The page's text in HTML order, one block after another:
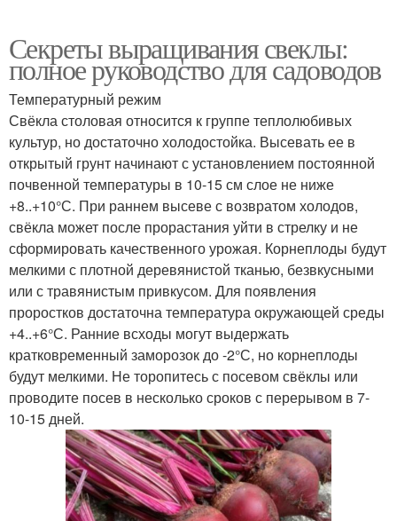
Секреты выращивания свеклы:
полное руководство для садоводов
Температурный режим
Свёкла столовая относится к группе теплолюбивых
культур, но достаточно холодостойка. Высевать ее в
открытый грунт начинают с установлением постоянной
почвенной температуры в 10-15 см слое не ниже
+8..+10°С. При раннем высеве с возвратом холодов,
свёкла может после прорастания уйти в стрелку и не
сформировать качественного урожая. Корнеплоды будут
мелкими с плотной деревянистой тканью, безвкусными
или с травянистым привкусом. Для появления
проростков достаточна температура окружающей среды
+4..+6°С. Ранние всходы могут выдержать
кратковременный заморозок до -2°С, но корнеплоды
будут мелкими. Не торопитесь с посевом свёклы или
проводите посев в несколько сроков с перерывом в 7-
10-15 дней.